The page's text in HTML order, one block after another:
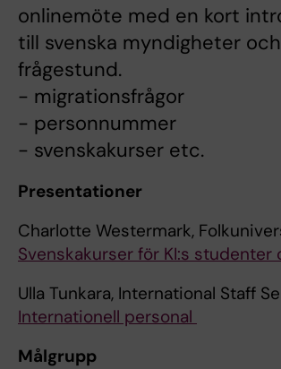
onlinemöte med en kort
till svenska myndigheter
frågestund.
- migrationsfrågor
- personnummer
- svenskakurser etc.
Presentationer
Charlotte Westermark,
Svenskakurser för KI:s studenter
Ulla Tunkara, International Staff
Internationell personal
Målgrupp